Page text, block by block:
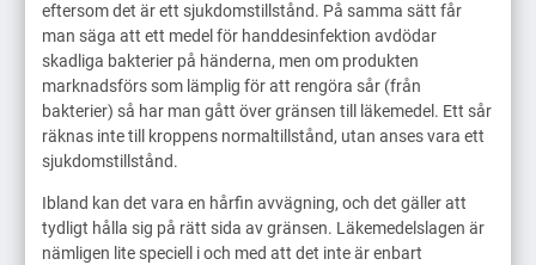
eftersom det är ett sjukdomstillstånd. På samma sätt får
man säga att ett medel för handdesinfektion avdödar
skadliga bakterier på händerna, men om produkten
marknadsförs som lämplig för att rengöra sår (från
bakterier) så har man gått över gränsen till läkemedel. Ett sår
räknas inte till kroppens normaltillstånd, utan anses vara ett
sjukdomstillstånd.
Ibland kan det vara en hårfin avvägning, och det gäller att
tydligt hålla sig på rätt sida av gränsen. Läkemedelslagen är
nämligen lite speciell i och med att det inte är enbart